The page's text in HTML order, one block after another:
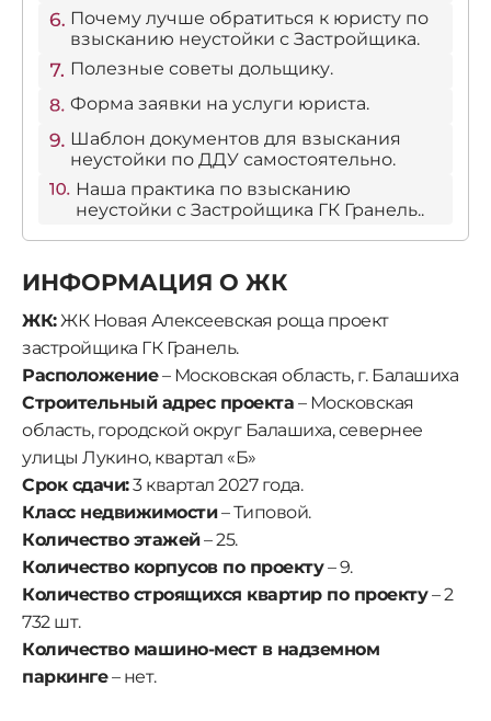
Почему лучше обратиться к юристу по
взысканию неустойки с Застройщика.
Полезные советы дольщику.
Форма заявки на услуги юриста.
Шаблон документов для взыскания
неустойки по ДДУ самостоятельно.
Наша практика по взысканию
неустойки с Застройщика ГК Гранель..
ИНФОРМАЦИЯ О ЖК
ЖК:ЖК Новая Алексеевская роща проект
застройщика ГК Гранель.
Расположение– Московская область, г. Балашиха
Строительный адрес проекта – Московская
область, городской округ Балашиха, севернее
улицы Лукино, квартал «Б»
Срок сдачи:3 квартал 2027 года.
Класс недвижимости– Типовой.
Количество этажей– 25.
Количество корпусов по проекту– 9.
Количество строящихся квартир по проекту– 2
732 шт.
Количество машино-мест в надземном
паркинге– нет.